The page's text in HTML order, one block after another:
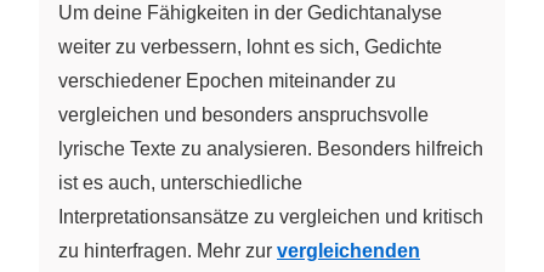
Um deine Fähigkeiten in der Gedichtanalyse
weiter zu verbessern, lohnt es sich, Gedichte
verschiedener Epochen miteinander zu
vergleichen und besonders anspruchsvolle
lyrische Texte zu analysieren. Besonders hilfreich
ist es auch, unterschiedliche
Interpretationsansätze zu vergleichen und kritisch
zu hinterfragen. Mehr zur vergleichenden